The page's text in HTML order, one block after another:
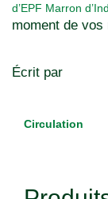
d’EPF Marron
moment de vos
Écrit par
Circulation